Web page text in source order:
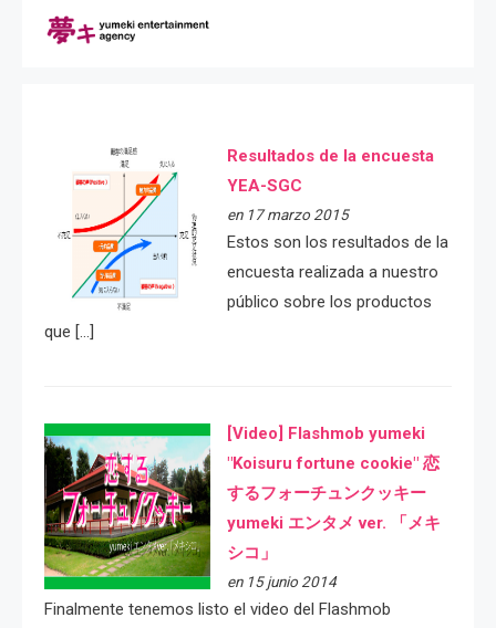
Resultados de la encuesta
YEA-SGC
en 17 marzo 2015
Estos son los resultados de la
encuesta realizada a nuestro
público sobre los productos
que […]
[Video] Flashmob yumeki
"Koisuru fortune cookie" 恋
するフォーチュンクッキー
yumeki エンタメ ver. 「メキ
シコ」
en 15 junio 2014
Finalmente tenemos listo el video del Flashmob